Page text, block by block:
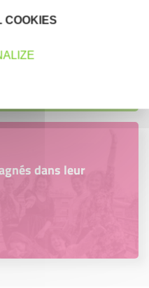
en
dans leur
COOKIES